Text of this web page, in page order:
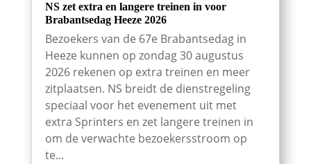
NS zet extra en langere treinen in voor
Brabantsedag Heeze 2026
Bezoekers van de 67e Brabantsedag in
Heeze kunnen op zondag 30 augustus
2026 rekenen op extra treinen en meer
zitplaatsen. NS breidt de dienstregeling
speciaal voor het evenement uit met
extra Sprinters en zet langere treinen in
om de verwachte bezoekersstroom op
te...